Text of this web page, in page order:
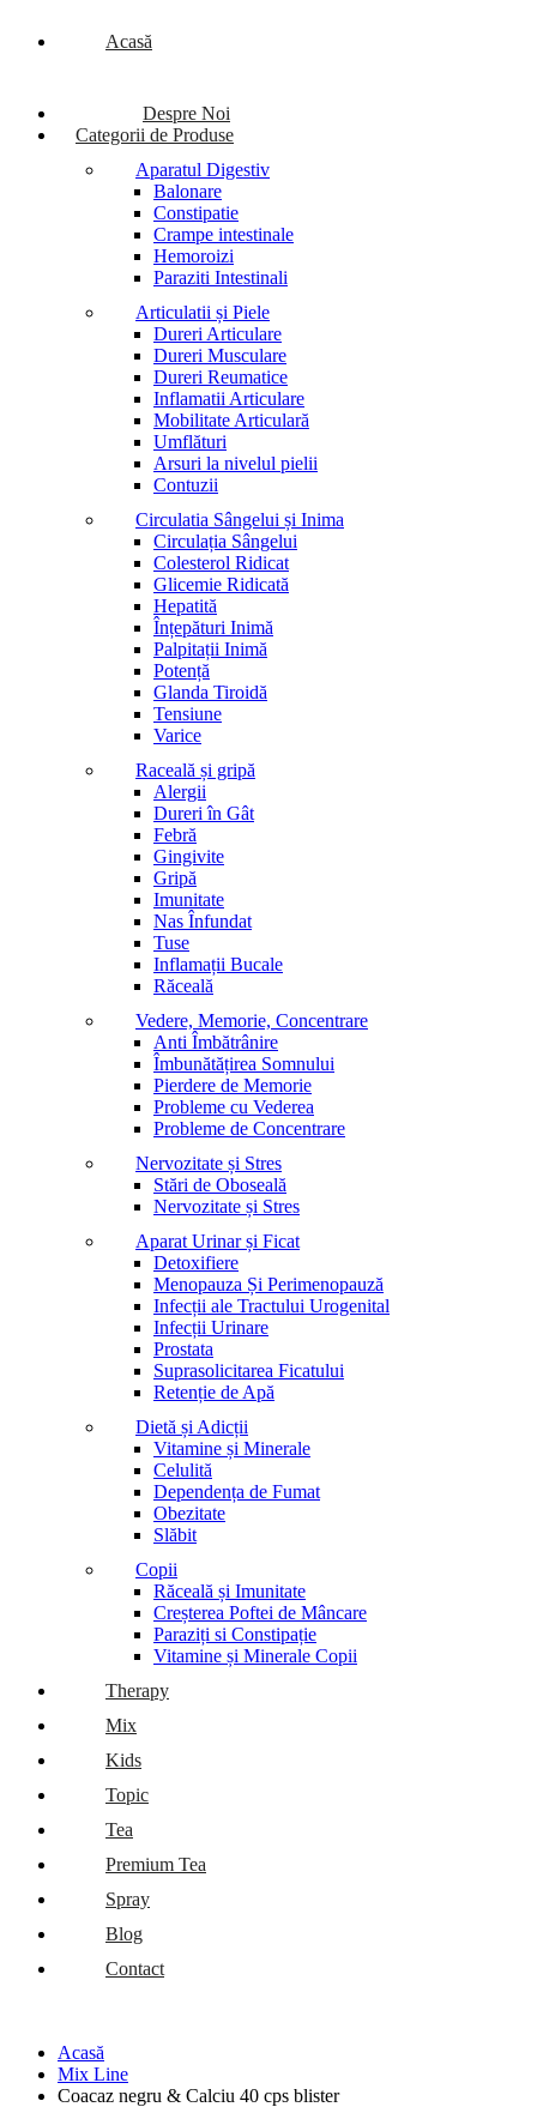
Acasă
Despre Noi
Categorii de Produse
Aparatul Digestiv
Balonare
Constipatie
Crampe intestinale
Hemoroizi
Paraziti Intestinali
Articulatii și Piele
Dureri Articulare
Dureri Musculare
Dureri Reumatice
Inflamatii Articulare
Mobilitate Articulară
Umflături
Arsuri la nivelul pielii
Contuzii
Circulatia Sângelui și Inima
Circulația Sângelui
Colesterol Ridicat
Glicemie Ridicată
Hepatită
Înțepături Inimă
Palpitații Inimă
Potență
Glanda Tiroidă
Tensiune
Varice
Raceală și gripă
Alergii
Dureri în Gât
Febră
Gingivite
Gripă
Imunitate
Nas Înfundat
Tuse
Inflamații Bucale
Răceală
Vedere, Memorie, Concentrare
Anti Îmbătrânire
Îmbunătățirea Somnului
Pierdere de Memorie
Probleme cu Vederea
Probleme de Concentrare
Nervozitate și Stres
Stări de Oboseală
Nervozitate și Stres
Aparat Urinar și Ficat
Detoxifiere
Menopauza Și Perimenopauză
Infecții ale Tractului Urogenital
Infecții Urinare
Prostata
Suprasolicitarea Ficatului
Retenție de Apă
Dietă și Adicții
Vitamine și Minerale
Celulită
Dependența de Fumat
Obezitate
Slăbit
Copii
Răceală și Imunitate
Creșterea Poftei de Mâncare
Paraziți si Constipație
Vitamine și Minerale Copii
Therapy
Mix
Kids
Topic
Tea
Premium Tea
Spray
Blog
Contact
Acasă
Mix Line
Coacaz negru & Calciu 40 cps blister